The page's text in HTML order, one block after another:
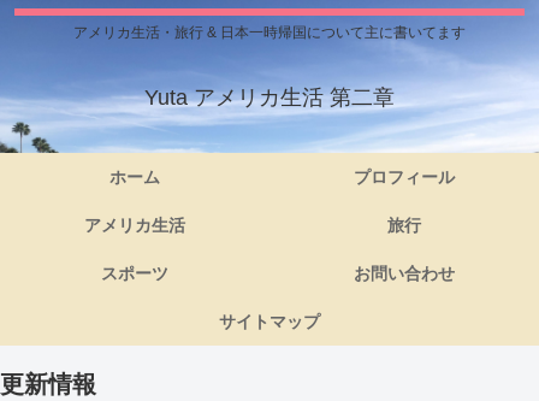
アメリカ生活・旅行 & 日本一時帰国について主に書いてます
Yuta アメリカ生活 第二章
ホーム プロフィール
アメリカ生活 旅行
スポーツ お問い合わせ
サイトマップ
更新情報